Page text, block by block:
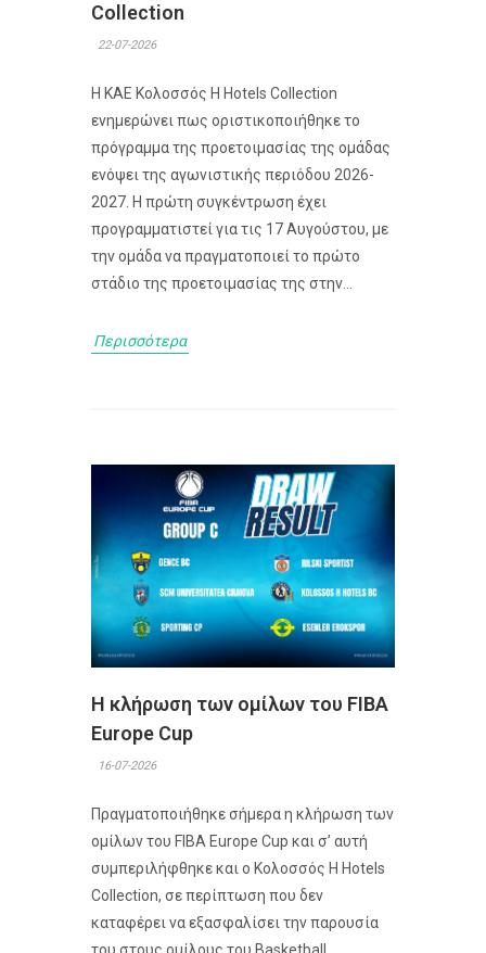
Collection
22-07-2026
Η ΚΑΕ Κολοσσός H Hotels Collection
ενημερώνει πως οριστικοποιήθηκε το
πρόγραμμα της προετοιμασίας της ομάδας
ενόψει της αγωνιστικής περιόδου 2026-
2027. Η πρώτη συγκέντρωση έχει
προγραμματιστεί για τις 17 Αυγούστου, με
την ομάδα να πραγματοποιεί το πρώτο
στάδιο της προετοιμασίας της στην...
Περισσότερα
Η κλήρωση των ομίλων του FIBA
Europe Cup
16-07-2026
Πραγματοποιήθηκε σήμερα η κλήρωση των
ομίλων του FIBA Europe Cup και σ’ αυτή
συμπεριλήφθηκε και ο Κολοσσός H Hotels
Collection, σε περίπτωση που δεν
καταφέρει να εξασφαλίσει την παρουσία